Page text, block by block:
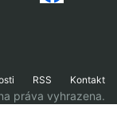
RSS Kontakt
práva vyhrazena.